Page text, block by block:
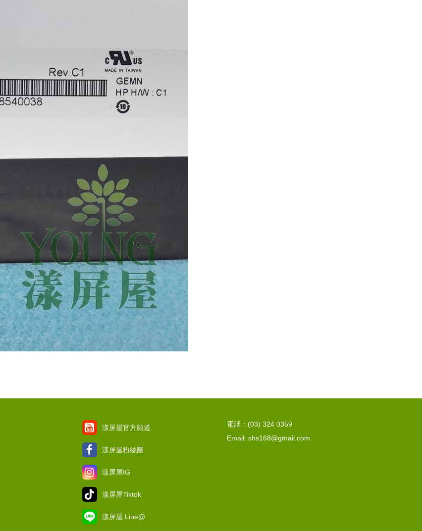
漾屏屋官方頻道
漾屏屋粉絲團
漾屏屋IG
漾屏屋Tiktok
漾屏屋 Line@
電話：(03) 324 0359
Email: shs168@gmail.com